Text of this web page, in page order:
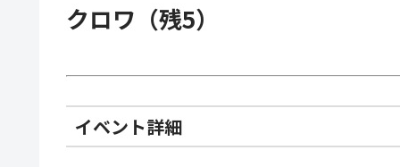
クロワ（残5）
イベント詳細